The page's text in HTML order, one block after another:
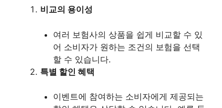
비교의 용이성
여러 보험사의 상품을 쉽게 비교할 수 있
어 소비자가 원하는 조건의 보험을 선택
할 수 있습니다.
특별 할인 혜택
이벤트에 참여하는 소비자에게 제공되는